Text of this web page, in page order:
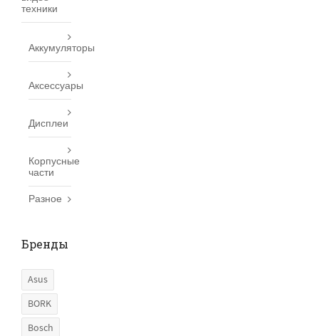
техники
Аккумуляторы
Аксессуары
Дисплеи
Корпусные
части
Разное
Бренды
Asus
BORK
Bosch